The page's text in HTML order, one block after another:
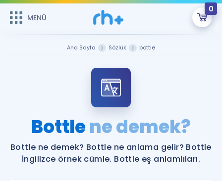
MENÜ
0
ÜYE DEĞİLİM
Sepetin Şu An Boş.
Remzi Hoca ile seni sınava hazırlayacak onlarca eğitim seni
bekliyor!
MENÜ
Faydalı Araçlar
Ana Sayfa Sözlük bottle
Bottlene demek?
Bottle ne demek? Bottle ne anlama gelir? Bottle
İngilizce örnek cümle. Bottle eş anlamlıları.